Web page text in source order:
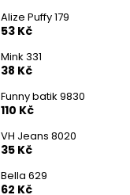
Alize Puffy 179
53 Kč
Mink 331
38 Kč
Funny batik 9830
110 Kč
VH Jeans 8020
35 Kč
Bella 629
62 Kč